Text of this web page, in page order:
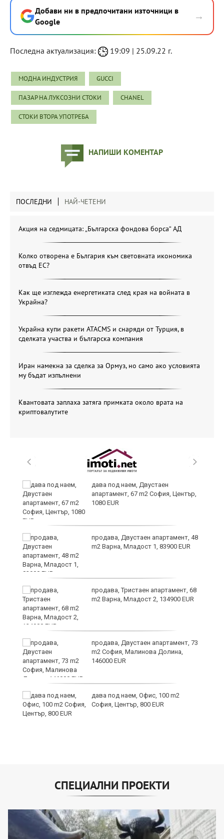
Добави ни в предпочитани източници в
Google
→
Последна актуализация: 19:09 | 25.09.22 г.
МОДНА ИНДУСТРИЯ GUCCI
ПАЗАР НА ЛУКСОЗНИ СТОКИ CHANEL
СТОКИ ВТОРА УПОТРЕБА
НАПИШИ КОМЕНТАР
ПОСЛЕДНИ НАЙ-ЧЕТЕНИ
Акция на седмицата: „Българска фондова борса“ АД
Колко отворена е България към световната икономика
отвъд ЕС?
Как ще изглежда енергетиката след края на войната в
Украйна?
Украйна купи ракети ATACMS и снаряди от Турция, в
сделката участва и българска компания
Иран намекна за сделка за Ормуз, но само ако условията
му бъдат изпълнени
Квантовата заплаха затяга примката около врата на
криптовалутите
дава под наем, Двустаен
апартамент, 67 m2 София, Център,
1080 EUR
продава, Двустаен апартамент, 48
m2 Варна, Младост 1, 83900 EUR
продава, Тристаен апартамент, 68
m2 Варна, Младост 2, 134900 EUR
продава, Двустаен апартамент, 73
m2 София, Малинова Долина,
146000 EUR
дава под наем, Офис, 100 m2
София, Център, 800 EUR
СПЕЦИАЛНИ ПРОЕКТИ